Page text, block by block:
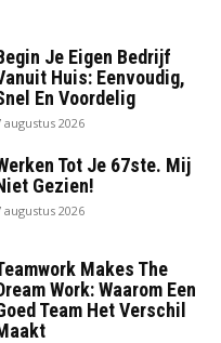
Je Eigen Bedrijf
Huis: Eenvoudig,
En Voordelig
augustus 2026
Tot Je 67ste. Mij
Gezien!
augustus 2026
Makes The
Work: Waarom Een
Team Het Verschil